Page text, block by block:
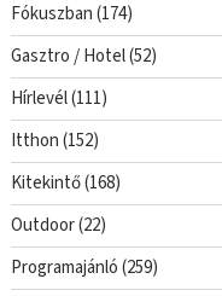
Fókuszban(174)
Gasztro / Hotel(52)
Hírlevél(111)
Itthon(152)
Kitekintő(168)
Outdoor(22)
Programajánló(259)